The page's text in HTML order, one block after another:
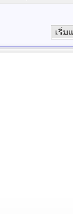
เริ่ม